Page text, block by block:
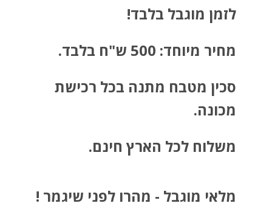
לזמן מוגבל בלבד!
מחיר מיוחד: 500 ש"ח בלבד.
סכין מטבח מתנה בכל רכישת
מכונה.
משלוח לכל הארץ חינם.
מלאי מוגבל - מהרו לפני שיגמר !